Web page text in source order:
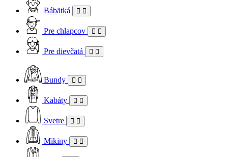
Bábätká
Pre chlapcov
Pre dievčatá
Bundy
Kabáty
Svetre
Mikiny